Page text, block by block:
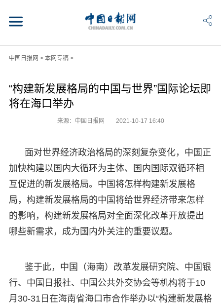
中国日报网 > 本网专稿>
“构建新发展格局的中国与世界”国际论坛即
将在海口举办
来源：中国日报网 2021-10-17 16:40
面对世界经济政治格局的深刻复杂变化，中国正
加快构建以国内大循环为主体、国内国际双循环相
互促进的新发展格局。中国将怎样构建新发展格
局，构建新发展格局的中国将给世界经济带来怎样
的影响，构建新发展格局对全面深化改革开放提出
哪些新需求，成为国内外关注的重要议题。
鉴于此，中国（海南）改革发展研究院、中国银
行、中国日报社、中国公共外交协会等机构将于10
月30-31日在海南省海口市合作举办以“构建新发展格